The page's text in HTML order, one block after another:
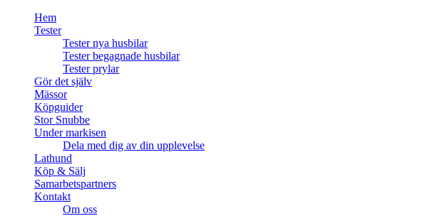
Hem
Tester
Tester nya husbilar
Tester begagnade husbilar
Tester prylar
Gör det själv
Mässor
Köpguider
Stor Snubbe
Under markisen
Dela med dig av din upplevelse
Lathund
Köp & Sälj
Samarbetspartners
Kontakt
Om oss